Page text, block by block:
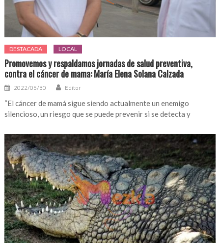
DESTACADA LOCAL
Promovemos y respaldamos jornadas de salud preventiva,
contra el cáncer de mama: María Elena Solana Calzada
2022/05/30 Editor
“El cáncer de mamá sigue siendo actualmente un enemigo
silencioso, un riesgo que se puede prevenir si se detecta y